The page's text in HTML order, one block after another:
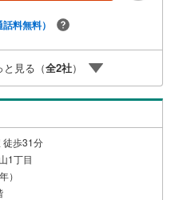
可能リフォームやリノベーシ
条件にベストな住宅ローン商
利や優遇率、審査基準などを
リフォームローンの一体型商
在過去の借入による住宅ロー
合せ下さい
話料無料）
見る（全2社）
徒歩31分
1丁目
）